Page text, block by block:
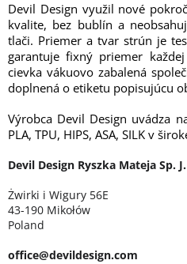
Devil Design využil nové
kvalite, bez bublín a
tlači. Priemer a tvar strún je
garantuje fixný priemer
cievka vákuovo zabalená
doplnená o etiketu popisujúcu
Výrobca Devil Design uvádza
PLA, TPU, HIPS, ASA, SILK v
Devil Design Ryszka Mateja Sp. J.
Żwirki i Wigury 56E
43-190 Mikołów
Poland
office@devildesign.com